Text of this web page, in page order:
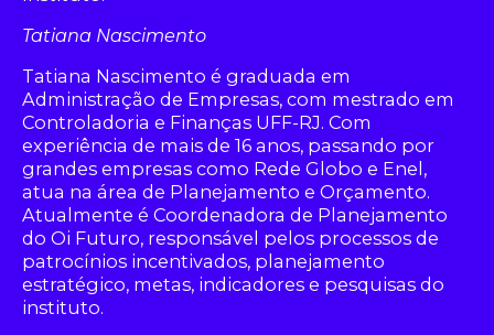
Tatiana Nascimento
Tatiana Nascimento é graduada em
Administração de Empresas, com mestrado em
Controladoria e Finanças UFF-RJ. Com
experiência de mais de 16 anos, passando por
grandes empresas como Rede Globo e Enel,
atua na área de Planejamento e Orçamento.
Atualmente é Coordenadora de Planejamento
do Oi Futuro, responsável pelos processos de
patrocínios incentivados, planejamento
estratégico, metas, indicadores e pesquisas do
instituto.